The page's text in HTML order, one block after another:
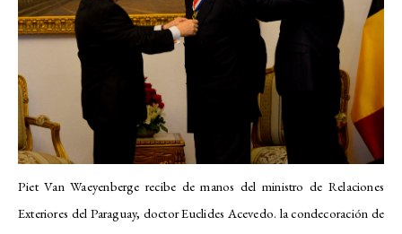
Piet Van Waeyenberge recibe de manos del ministro de Relaciones
Exteriores del Paraguay, doctor Euclides Acevedo. la condecoración de